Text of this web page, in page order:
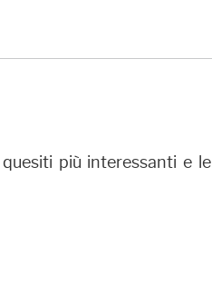
più interessanti e